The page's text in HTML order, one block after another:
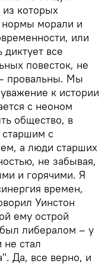
из которых
нормы морали и
или
все
повесток, не
провальны. Мы
к истории
с неоном
общество, в
старшим с
а люди старших
не забывая,
и горячими. Я
времен,
Уинстон
ему острой
либералом – у
не стал
Да, все верно, и